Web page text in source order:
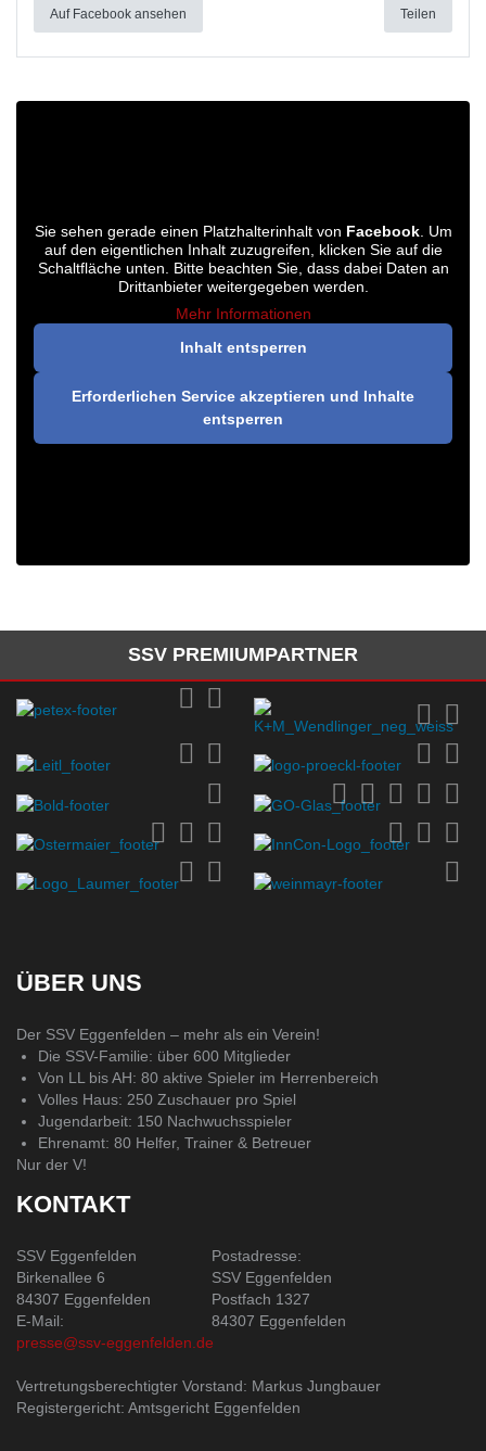
Auf Facebook ansehen Teilen
Sie sehen gerade einen Platzhalterinhalt von Facebook. Um
auf den eigentlichen Inhalt zuzugreifen, klicken Sie auf die
Schaltfläche unten. Bitte beachten Sie, dass dabei Daten an
Drittanbieter weitergegeben werden.
Mehr Informationen
Inhalt entsperren
Erforderlichen Service akzeptieren und Inhalte
entsperren
SSV PREMIUMPARTNER
ÜBER UNS
Der SSV Eggenfelden – mehr als ein Verein!
Die SSV-Familie: über 600 Mitglieder
Von LL bis AH: 80 aktive Spieler im Herrenbereich
Volles Haus: 250 Zuschauer pro Spiel
Jugendarbeit: 150 Nachwuchsspieler
Ehrenamt: 80 Helfer, Trainer & Betreuer
Nur der V!
KONTAKT
SSV Eggenfelden
Birkenallee 6
84307 Eggenfelden
E-Mail:
presse@ssv-eggenfelden.de
Postadresse:
SSV Eggenfelden
Postfach 1327
84307 Eggenfelden
Vertretungsberechtigter Vorstand: Markus Jungbauer
Registergericht: Amtsgericht Eggenfelden